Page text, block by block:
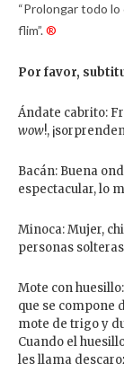
“Prolongar todo
flim”.®
Por favor,
Ándate cabrito:
wow!,
Bacán: Buena
espectacular, lo
Minoca: Mujer,
personas
Mote con
que se compone
mote de trigo y
Cuando el
les llama